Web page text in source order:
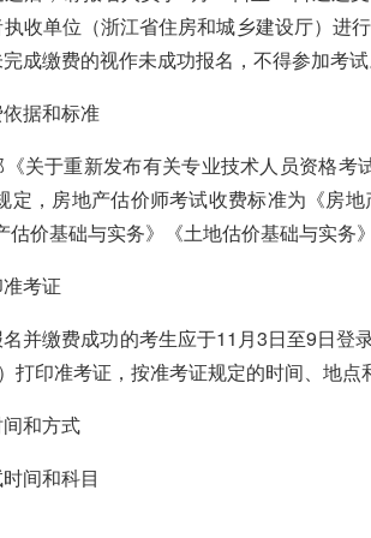
收单位（浙江省住房和城乡建设厅）进
成缴费的视作未成功报名，不得参加考
依据和标准
关于重新发布有关专业技术人员资格
定，房地产估价师考试收费标准为《房
估价基础与实务》《土地估价基础与实务
准考证
并缴费成功的考生应于11月3日至9日登
打印准考证，按准考证规定的时间、地点
和方式
时间和科目